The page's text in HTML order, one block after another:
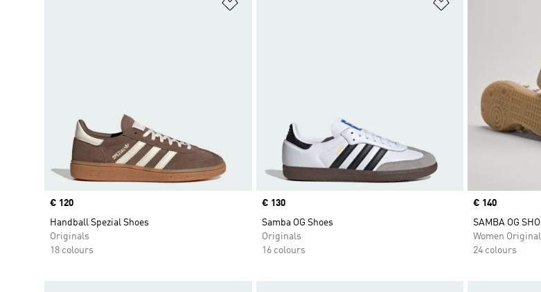
Price
€ 120
Handball Spezial Shoes
Originals
18 colours
Price
€ 130
Samba OG Shoes
Originals
16 colours
Price
€ 140
SAMBA OG
Women
24 colours